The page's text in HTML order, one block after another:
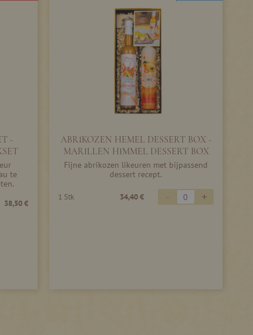
-
te
38,50 €
ABRIKOZEN HEMEL DESSERT BOX -
MARILLEN HIMMEL DESSERT BOX
Fijne abrikozen likeuren met bijpassend
dessert recept.
1 Stk 34,40 € - +